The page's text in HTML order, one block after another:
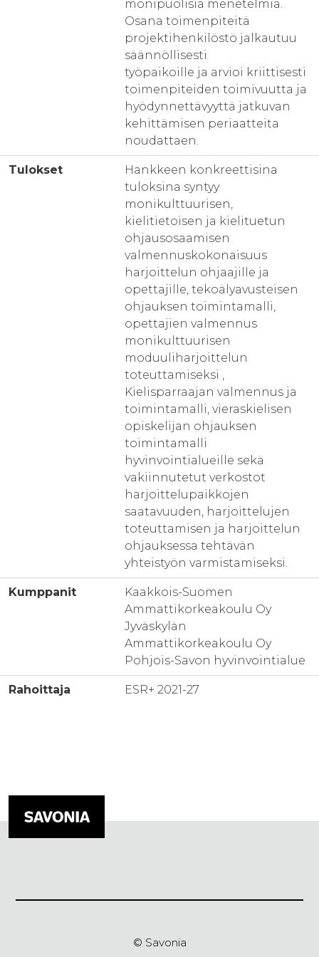
monipuolisia menetelmiä.
Osana toimenpiteitä
projektihenkilöstö jalkautuu
säännöllisesti
työpaikoille ja arvioi kriittisesti
toimenpiteiden toimivuutta ja
hyödynnettävyyttä jatkuvan
kehittämisen periaatteita
noudattaen.
Tulokset
Hankkeen konkreettisina
tuloksina syntyy
monikulttuurisen,
kielitietoisen ja kielituetun
ohjausosaamisen
valmennuskokonaisuus
harjoittelun ohjaajille ja
opettajille, tekoälyavusteisen
ohjauksen toimintamalli,
opettajien valmennus
monikulttuurisen
moduuliharjoittelun
toteuttamiseksi ,
Kielisparraajan valmennus ja
toimintamalli, vieraskielisen
opiskelijan ohjauksen
toimintamalli
hyvinvointialueille sekä
vakiinnutetut verkostot
harjoittelupaikkojen
saatavuuden, harjoittelujen
toteuttamisen ja harjoittelun
ohjauksessa tehtävän
yhteistyön varmistamiseksi.
Kumppanit
Kaakkois-Suomen
Ammattikorkeakoulu Oy
Jyväskylän
Ammattikorkeakoulu Oy
Pohjois-Savon hyvinvointialue
Rahoittaja ESR+ 2021-27
© Savonia